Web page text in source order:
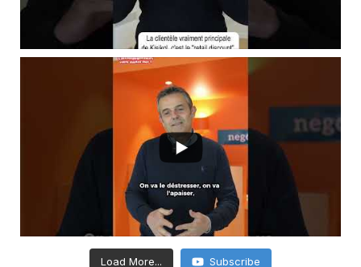
Load More... Subscribe